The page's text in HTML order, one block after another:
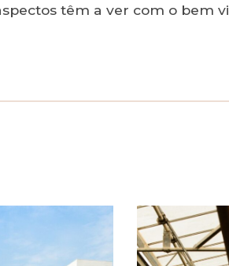
têm a ver com o bem